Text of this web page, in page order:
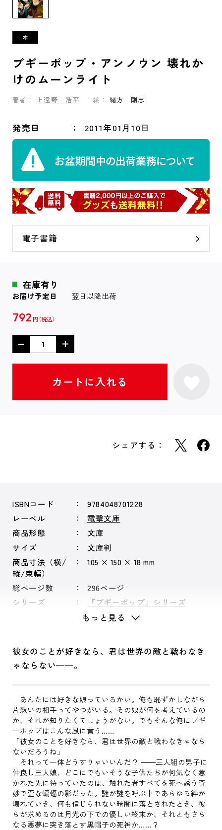
ブギーポップ・アンノウン 壊れか
けのムーンライト
著者： 上遠野 浩平 絵： 緒方 剛志
発売日 2011年01月10日
電子書籍
在庫有り
お届け予定日 翌日以降出荷
792 円
シェアする：
ISBNコード
9784048701228
レーベル
電撃文庫
商品形態
文庫
サイズ
文庫判
商品寸法（横/
縦/束幅）
105 × 150 × 18 mm
総ページ数
296ページ
シリーズ
『ブギーポップ』シリーズ
もっと見る
彼女のことが好きなら、君は世界の敵と戦わなき
ゃならない──。
あんたには好きな娘っているかい。俺も恥ずかしながら
片想いの相手ってやつがいる。その娘が何を考えているの
か、それが知りたくてしょうがない。でもそんな俺にブギ
ーポップはこんな風に言う……
「彼女のことを好きなら、君は世界の敵と戦わなきゃなら
ないだろうね」
それって一体どうすりゃいいんだ？ ――三人組の男子に
仲良し三人娘、どこにでもいそうな子供たちが何気なく惹
かれた先に待っていたのは、触れた者すべてを死へ誘う奇
妙で歪な蝙蝠の影だった。謎が謎を呼ぶ中であらゆる絆が
壊れていき、何も信じられない暗闇に落とされたとき、彼
らが求めるのは月光の下での優しい終末か、それともさら
なる悪夢に突き落とす黒帽子の死神か……？